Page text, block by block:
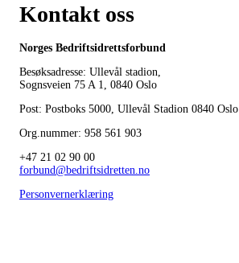
Kontakt oss
Norges Bedriftsidrettsforbund
Besøksadresse: Ullevål stadion,
Sognsveien 75 A 1, 0840 Oslo
Post: Postboks 5000, Ullevål Stadion 0840 Oslo
Org.nummer: 958 561 903
+47 21 02 90 00
forbund@bedriftsidretten.no
Personvernerklæring